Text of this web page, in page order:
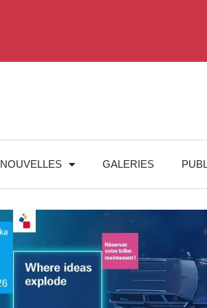
NOUVELLES GALERIES